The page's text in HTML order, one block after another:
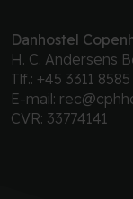
Danhostel
H. C. Andersens
Tlf.: +45 3311 8585
E-mail:
CVR: 33774141